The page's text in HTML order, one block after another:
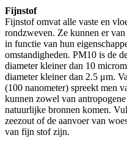
Fijnstof
Fijnstof omvat alle vaste en
rondzweven. Ze kunnen er
in functie van hun
omstandigheden. PM10 is de
diameter kleiner dan 10
diameter kleiner dan 2.5 μm.
(100 nanometer) spreekt men
kunnen zowel van
natuurlijke bronnen komen.
zeezout of de aanvoer van
van fijn stof zijn.